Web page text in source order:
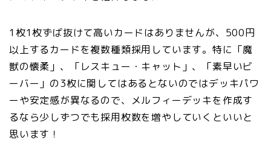
1枚1枚ずば抜けて高いカードはありませんが、500円
以上するカードを複数種類採用しています。特に「魔
獣の懐柔」、「レスキュー・キャット」、「素早いビ
ーバー」の3枚に関してはあるとないのではデッキパワ
ーや安定感が異なるので、メルフィーデッキを作成す
るなら少しずつでも採用枚数を増やしていくといいと
思います！